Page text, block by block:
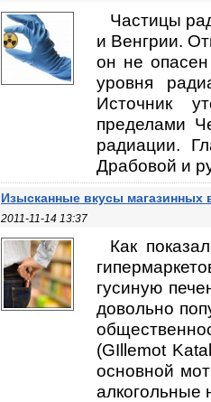
Частицы
и Венгрии.
он не
уровня
Источник
пределами
радиации.
Драбовой и
Изысканные вкусы магазинных
2011-11-14 13:37
Как
гусиную
довольно
(GIllemot
основной
алкогольные